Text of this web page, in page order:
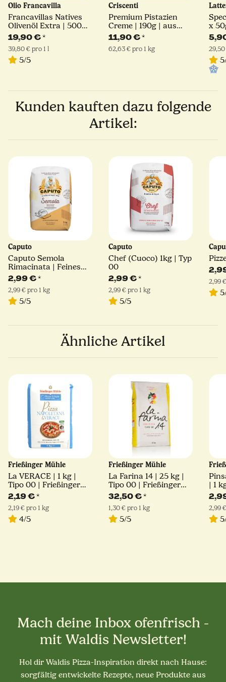
Olio Francavilla
Francavillas Natives
Olivenöl Extra | 500
ml
19,90 €*
39,80 € pro 1 l
5/5
Criscenti
Premium Pistazien
Creme | 190g | aus
Sizilien
11,90 €*
62,63 € pro 1 kg
x
Kunden kauften dazu folgende
Artikel:
Caputo
Caputo Semola
Rimacinata | Feines
Hartweizengrieß | 1kg
2,99 €*
2,99 € pro 1 kg
5/5
Caputo
Chef (Cuoco) 1kg | Typ
00
2,99 €*
2,99 € pro 1 kg
5/5
2,99
Ähnliche Artikel
Frießinger Mühle
La VERACE | 1 kg |
Tipo 00 | Frießinger
Mühle
2,19 €*
2,19 € pro 1 kg
4/5
Frießinger Mühle
La Farina 14 | 25 kg |
Tipo 00 | Frießinger
Mühle
32,50 €*
1,30 € pro 1 kg
5/5
| 1
2,99
Mach deine Inbox ofenfrisch -
mit Waldis Newsletter!
Hol dir Waldis Pizza-Inspiration direkt nach Hause:
sorgfältig entwickelte Rezepte, neue Produkte aus